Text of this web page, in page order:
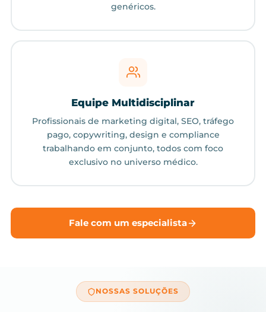
genéricos.
Equipe Multidisciplinar
Profissionais de marketing digital, SEO, tráfego
pago, copywriting, design e compliance
trabalhando em conjunto, todos com foco
exclusivo no universo médico.
Fale com um especialista
NOSSAS SOLUÇÕES